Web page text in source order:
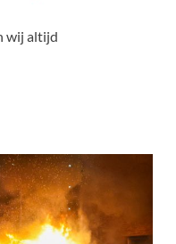
wij altijd